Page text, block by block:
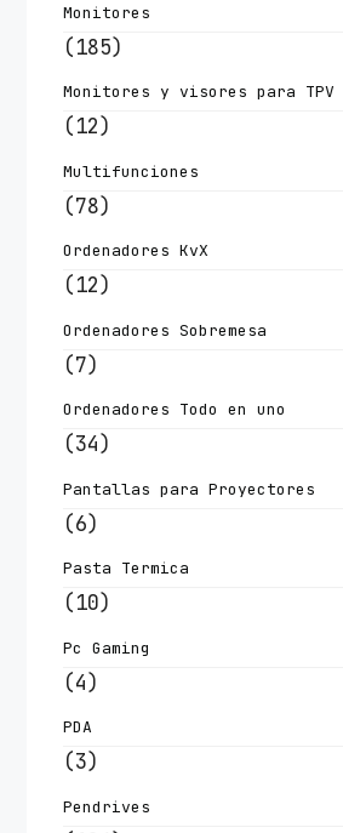
Monitores
(185)
Monitores y visores para TPV
(12)
Multifunciones
(78)
Ordenadores KvX
(12)
Ordenadores Sobremesa
(7)
Ordenadores Todo en uno
(34)
Pantallas para Proyectores
(6)
Pasta Termica
(10)
Pc Gaming
(4)
PDA
(3)
Pendrives